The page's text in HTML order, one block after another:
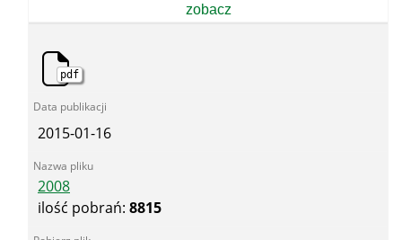
zobacz
pdf
2015-01-16
2008
ilość pobrań: 8815